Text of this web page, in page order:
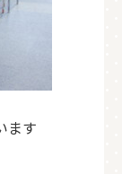
ます